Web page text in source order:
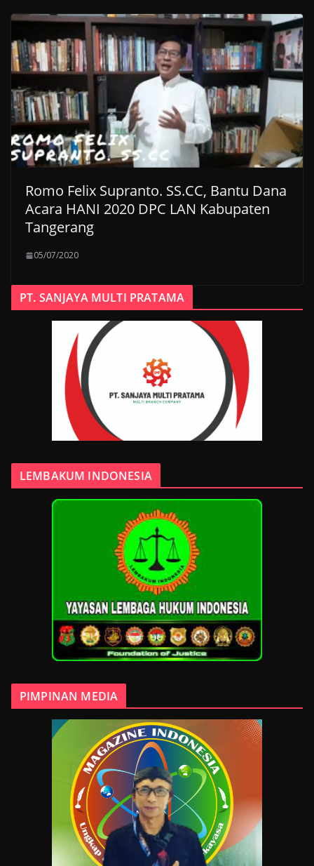
Romo Felix Supranto. SS.CC, Bantu Dana
Acara HANI 2020 DPC LAN Kabupaten
Tangerang
05/07/2020
PT. SANJAYA MULTI PRATAMA
LEMBAKUM INDONESIA
PIMPINAN MEDIA